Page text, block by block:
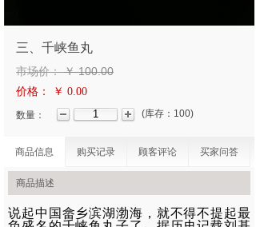
三、千峡鱼丸
市场价： ￥100.00
价格： ￥ 0.00
数量： (库存： 100)
商品信息 购买记录 顾客评论 买家问答
商品描述
说起中国畲乡滨湖渤海，就不得不提起最